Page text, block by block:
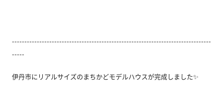
--------------------------------------------------------------------------------
-----
伊丹市にリアルサイズのまちかどモデルハウスが完成しました✨